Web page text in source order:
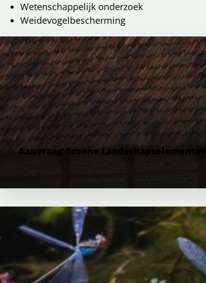
Wetenschappelijk onderzoek
Weidevogelbescherming
Aanvraag Groene Landschapselementen